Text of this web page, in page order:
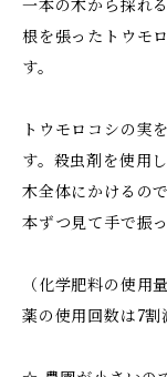
一本の木から採れ
根を張ったトウモ
す。
トウモロコシの実
す。殺虫剤を使用
木全体にかけるの
本ずつ見て手で振
（化学肥料の使用
薬の使用回数は7割